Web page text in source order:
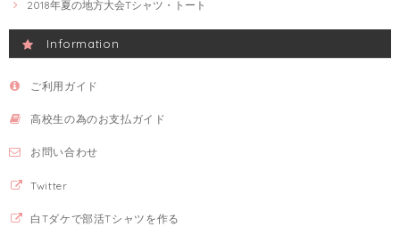
2018年夏の地方大会Tシャツ・トート
Information
ご利用ガイド
高校生の為のお支払ガイド
お問い合わせ
Twitter
白Tダケで部活Tシャツを作る